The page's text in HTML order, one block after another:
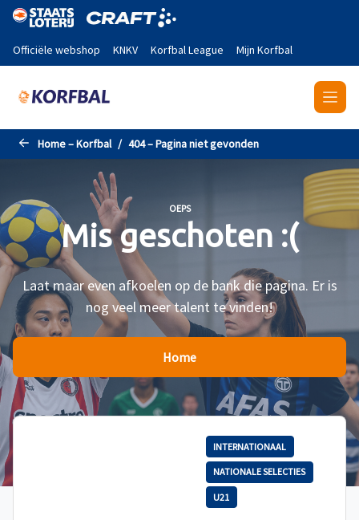
Naar de hoofdinhoud gaan
Officiële webshop KNKV Korfbal League Mijn Korfbal
Home – Korfbal 404 – Pagina niet gevonden
OEPS
Mis geschoten :(
Laat maar even afkoelen op de bank die pagina. Er is
nog veel meer talent te vinden!
Home
INTERNATIONAAL
NATIONALE SELECTIES
U21